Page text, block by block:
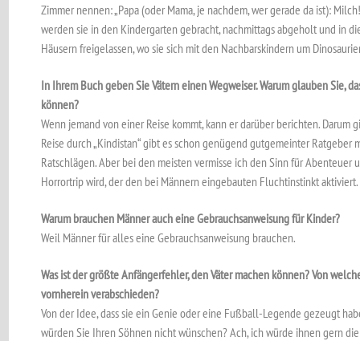
Zimmer nennen: „Papa (oder Mama, je nachdem, wer gerade da ist):
werden sie in den Kindergarten gebracht, nachmittags abgeholt und in
Häusern freigelassen, wo sie sich mit den Nachbarskindern um
In Ihrem Buch geben Sie Vätern einen Wegweiser. Warum glauben Sie,
können?
Wenn jemand von einer Reise kommt, kann er darüber berichten. Darum
Reise durch „Kindistan“ gibt es schon genügend gutgemeinter
Ratschlägen. Aber bei den meisten vermisse ich den Sinn für Abenteuer
Horrortrip wird, der den bei Männern eingebauten Fluchtinstinkt
Warum brauchen Männer auch eine Gebrauchsanweisung für Kinder?
Weil Männer für alles eine Gebrauchsanweisung brauchen.
Was ist der größte Anfängerfehler, den Väter machen können? Von
vornherein verabschieden?
Von der Idee, dass sie ein Genie oder eine Fußball-Legende gezeugt
würden Sie Ihren Söhnen nicht wünschen? Ach, ich würde ihnen gern